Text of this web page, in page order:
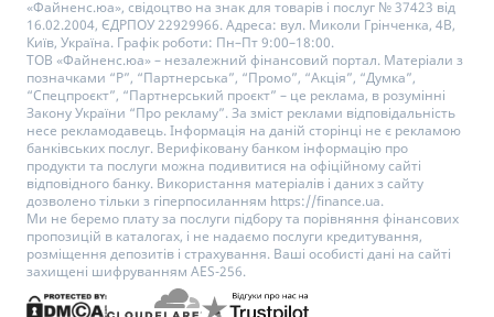
«Файненс.юа», свідоцтво на знак для товарів і послуг № 37423 від
16.02.2004, ЄДРПОУ 22929966. Адреса: вул. Миколи Грінченка, 4В,
Київ, Україна. Графік роботи: Пн–Пт 9:00–18:00.
ТОВ «Файненс.юа» – незалежний фінансовий портал. Матеріали з
позначками “Р”, “Партнерська”, “Промо”, “Акція”, “Думка”,
“Спецпроєкт”, “Партнерський проєкт” – це реклама, в розумінні
Закону України “Про рекламу”. За зміст реклами відповідальність
несе рекламодавець. Інформація на даній сторінці не є рекламою
банківських послуг. Верифіковану банком інформацію про
продукти та послуги можна подивитися на офіційному сайті
відповідного банку. Використання матеріалів і даних з сайту
дозволено тільки з гіперпосиланням https://finance.ua.
Ми не беремо плату за послуги підбору та порівняння фінансових
пропозицій в каталогах, і не надаємо послуги кредитування,
розміщення депозитів і страхування. Ваші особисті дані на сайті
захищені шифруванням AES-256.